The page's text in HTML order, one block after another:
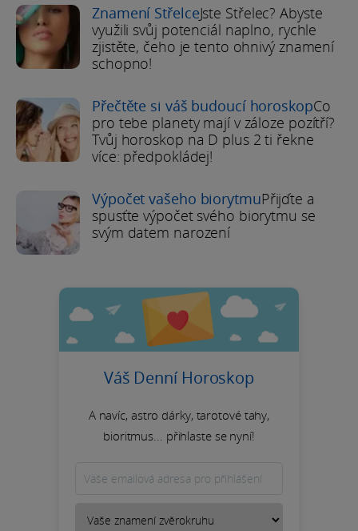
Znamení StřelceJste Střelec? Abyste
využili svůj potenciál naplno, rychle
zjistěte, čeho je tento ohnivý znamení
schopno!
Přečtěte si váš budoucí horoskopCo
pro tebe planety mají v záloze pozítří?
Tvůj horoskop na D plus 2 ti řekne
více: předpokládej!
Výpočet vašeho biorytmuPřijďte a
spusťte výpočet svého biorytmu se
svým datem narození
Váš Denní Horoskop
A navíc, astro dárky, tarotové tahy,
bioritmus... přihlaste se nyní!